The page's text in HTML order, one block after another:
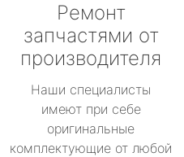
Ремонт
запчастями от
производителя
Наши специалисты
имеют при себе
оригинальные
комплектующие от любой